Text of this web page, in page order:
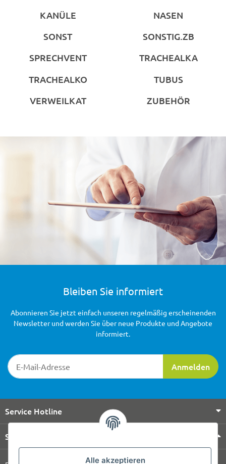
Alle akzeptieren
KANÜLE
NASEN
SONST
SONSTIG.ZB
SPRECHVENT
TRACHEALKA
TRACHEALKO
TUBUS
VERWEILKAT
ZUBEHÖR
Bleiben Sie informiert
Newsletter-Registrierung
Anmelden
Abonnieren Sie jetzt einfach unseren regelmäßig erscheinenden
Newsletter und werden Sie über neue Produkte und Angebote
informiert.
Service Hotline
Shop Service